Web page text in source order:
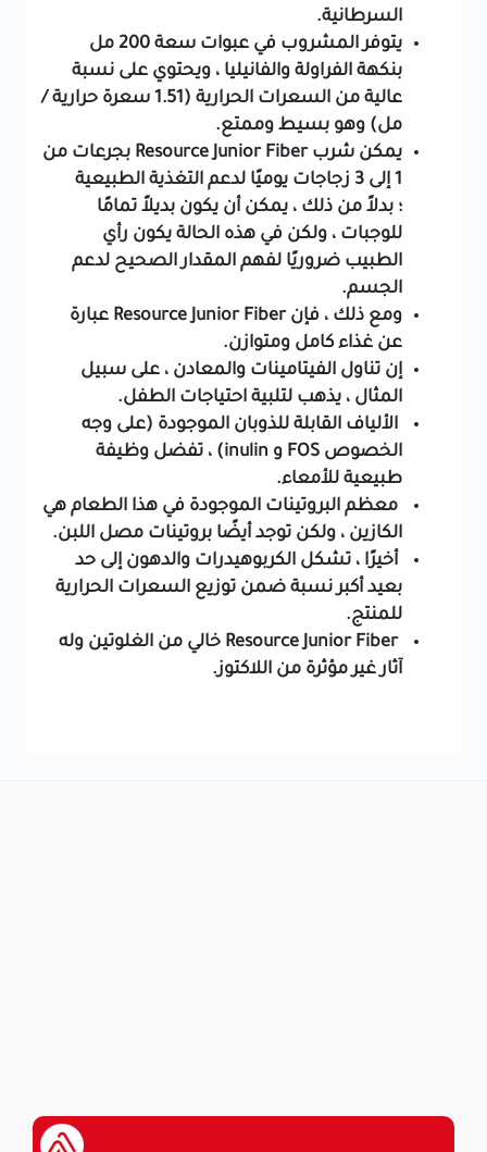
السرطانية.
يتوفر المشروب في عبوات سعة 200 مل
بنكهة الفراولة والفانيليا ، ويحتوي على نسبة
عالية من السعرات الحرارية (1.51 سعرة حرارية /
مل) وهو بسيط وممتع.
يمكن شرب Resource Junior Fiber بجرعات من
1 إلى 3 زجاجات يوميًا لدعم التغذية الطبيعية
؛ بدلاً من ذلك ، يمكن أن يكون بديلاً تمامًا
للوجبات ، ولكن في هذه الحالة يكون رأي
الطبيب ضروريًا لفهم المقدار الصحيح لدعم
الجسم.
ومع ذلك ، فإن Resource Junior Fiber عبارة
عن غذاء كامل ومتوازن.
إن تناول الفيتامينات والمعادن ، على سبيل
المثال ، يذهب لتلبية احتياجات الطفل.
الألياف القابلة للذوبان الموجودة (على وجه
الخصوص FOS و inulin) ، تفضل وظيفة
طبيعية للأمعاء.
معظم البروتينات الموجودة في هذا الطعام هي
الكازين ، ولكن توجد أيضًا بروتينات مصل اللبن.
أخيرًا ، تشكل الكربوهيدرات والدهون إلى حد
بعيد أكبر نسبة ضمن توزيع السعرات الحرارية
للمنتج.
Resource Junior Fiber خالي من الغلوتين وله
آثار غير مؤثرة من اللاكتوز.